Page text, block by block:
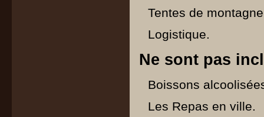
Tentes de
Logistique.
Ne sont pas
Boissons
Les Repas en ville.